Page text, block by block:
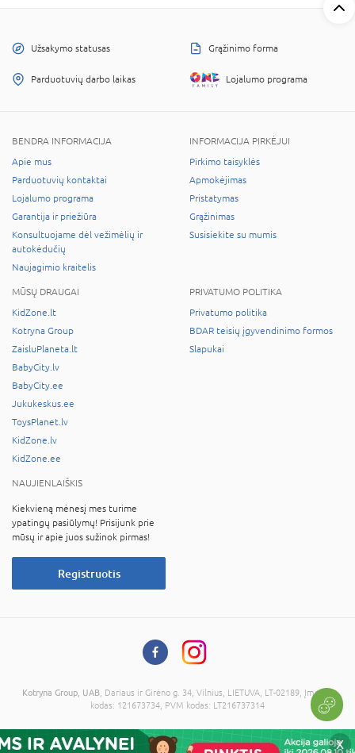
X
Užsakymo statusas Grąžinimo forma
Parduotuvių darbo laikas Lojalumo programa
BENDRA INFORMACIJA
Apie mus
Parduotuvių kontaktai
Lojalumo programa
Garantija ir priežiūra
Konsultuojame dėl vežimėlių ir
autokėdučių
Naujagimio kraitelis
INFORMACIJA PIRKĖJUI
Pirkimo taisyklės
Apmokėjimas
Pristatymas
Grąžinimas
Susisiekite su mumis
MŪSŲ DRAUGAI
KidZone.lt
Kotryna Group
ZaisluPlaneta.lt
BabyCity.lv
BabyCity.ee
Jukukeskus.ee
ToysPlanet.lv
KidZone.lv
KidZone.ee
PRIVATUMO POLITIKA
Privatumo politika
BDAR teisių įgyvendinimo formos
Slapukai
NAUJIENLAIŠKIS
Kiekvieną mėnesį mes turime
ypatingų pasiūlymų! Prisijunk prie
mūsų ir apie juos sužinok pirmas!
Registruotis
Kotryna Group, UAB , Dariaus ir Girėno g. 34, Vilnius, LIETUVA, LT-02189, Įmonės
kodas: 121673734, PVM kodas: LT216737314
© 2026 Visos teisės saugomos. Kopijuoti informaciją be administracijos sutikimo
draudžiama